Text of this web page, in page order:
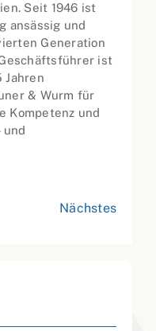
Seit 1946 ist
ansässig und
Generation
ist
Jahren
& Wurm für
Kompetenz und
und
Nächstes